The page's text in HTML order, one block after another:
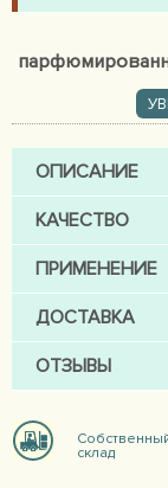
ОПИСАНИЕ
КАЧЕСТВО
ПРИМЕНЕНИЕ
ДОСТАВКА
ОТЗЫВЫ
склад